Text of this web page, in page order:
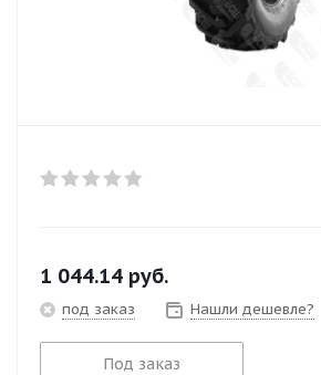
1 044.14 руб.
под заказ Нашли дешевле?
Под заказ